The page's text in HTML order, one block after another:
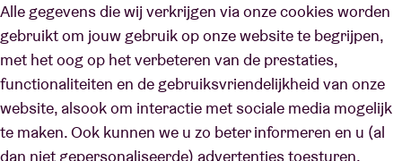
Zaalhuur
BRDCST
ABtv
Alle gegevens die wij verkrijgen via onze cookies worden
gebruikt om jouw gebruik op onze website te begrijpen,
met het oog op het verbeteren van de prestaties,
functionaliteiten en de gebruiksvriendelijkheid van onze
website, alsook om interactie met sociale media mogelijk
te maken. Ook kunnen we u zo beter informeren en u (al
dan niet gepersonaliseerde) advertenties toesturen.